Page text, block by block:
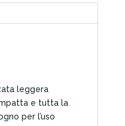
leggera
e tutta la
per l’uso